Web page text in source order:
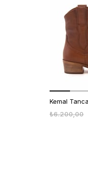
₺6.200,00